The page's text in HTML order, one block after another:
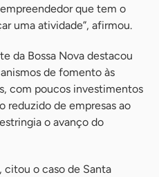
que tem o
uma atividade”, afirmou.
da Bossa Nova destacou
de fomento às
com poucos investimentos
reduzido de empresas ao
o avanço do
o caso de Santa